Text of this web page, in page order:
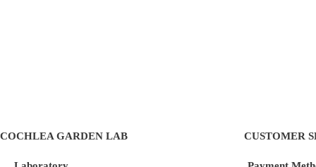
COCHLEA GARDEN LAB CUSTOMER